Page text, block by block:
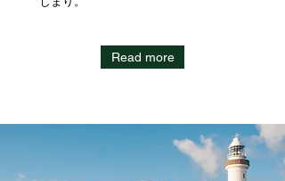
Read more